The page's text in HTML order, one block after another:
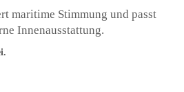
maritime Stimmung und passt
Innenausstattung.